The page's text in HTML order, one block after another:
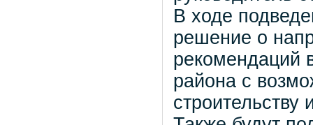
В ходе
решение о
рекомендаций
района с
строительству